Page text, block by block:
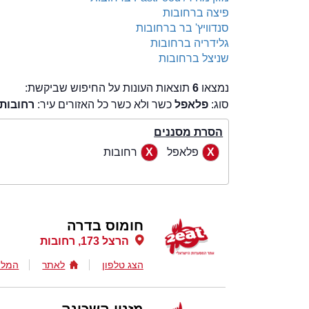
פיצה ברחובות
סנדוויץ' בר ברחובות
גלידריה ברחובות
שניצל ברחובות
נמצאו 6תוצאות העונות על החיפוש שביקשת:
סוג: פלאפלכשר ולא כשר כל האזורים עיר: רחובות
הסרת מסננים
פלאפל
רחובות
חומוס בדרה
הרצל 173, רחובות
הצג טלפון לאתר